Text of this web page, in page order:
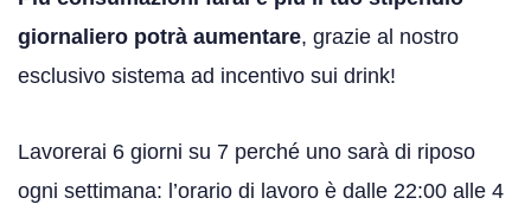
giornaliero potrà aumentare, grazie al nostro
esclusivo sistema ad incentivo sui drink!
Lavorerai 6 giorni su 7 perché uno sarà di riposo
ogni settimana: l’orario di lavoro è dalle 22:00 alle 4